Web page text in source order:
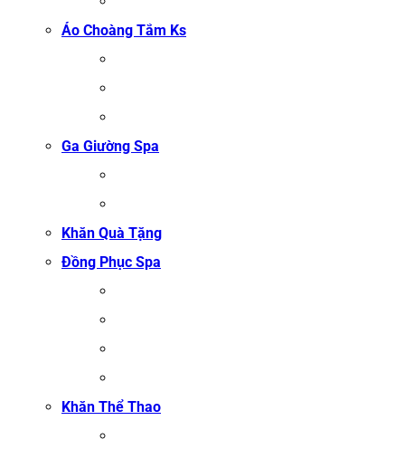
Áo Choàng Tắm Ks
Ga Giường Spa
Khăn Quà Tặng
Đồng Phục Spa
Khăn Thể Thao